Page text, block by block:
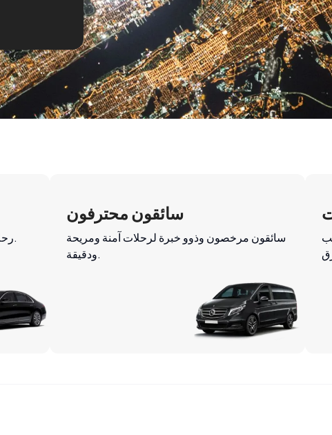
رحلات خاصة بضغطة زر. احجز نقلك خلال ثوانٍ.
سائقون محترفون
سائقون مرخصون وذوو خبرة لرحلات آمنة ومريحة
ودقيقة.